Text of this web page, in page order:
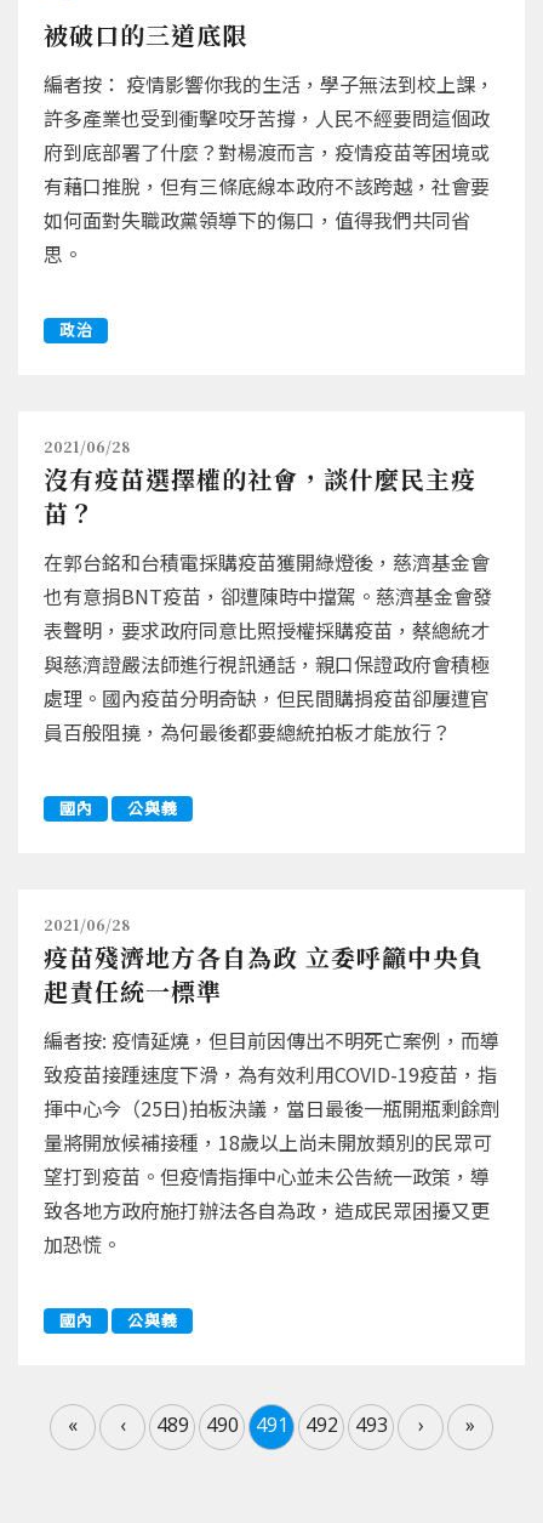
被破口的三道底限
編者按： 疫情影響你我的生活，學子無法到校上課，
許多產業也受到衝擊咬牙苦撐，人民不經要問這個政
府到底部署了什麼？對楊渡而言，疫情疫苗等困境或
有藉口推脫，但有三條底線本政府不該跨越，社會要
如何面對失職政黨領導下的傷口，值得我們共同省
思。
政治
2021/06/28
沒有疫苗選擇權的社會，談什麼民主疫
苗？
在郭台銘和台積電採購疫苗獲開綠燈後，慈濟基金會
也有意捐BNT疫苗，卻遭陳時中擋駕。慈濟基金會發
表聲明，要求政府同意比照授權採購疫苗，蔡總統才
與慈濟證嚴法師進行視訊通話，親口保證政府會積極
處理。國內疫苗分明奇缺，但民間購捐疫苗卻屢遭官
員百般阻撓，為何最後都要總統拍板才能放行？
國內 公與義
2021/06/28
疫苗殘濟地方各自為政 立委呼籲中央負
起責任統一標準
編者按: 疫情延燒，但目前因傳出不明死亡案例，而導
致疫苗接踵速度下滑，為有效利用COVID-19疫苗，指
揮中心今（25日)拍板決議，當日最後一瓶開瓶剩餘劑
量將開放候補接種，18歲以上尚未開放類別的民眾可
望打到疫苗。但疫情指揮中心並未公告統一政策，導
致各地方政府施打辦法各自為政，造成民眾困擾又更
加恐慌。
國內 公與義
« ‹ 489 490 491 492 493 › »